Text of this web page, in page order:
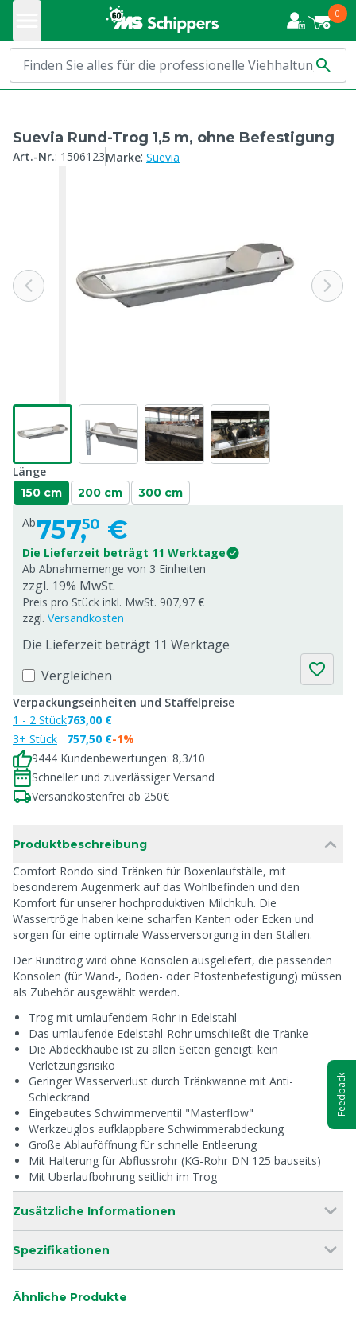
0
Suevia Rund-Trog 1,5 m, ohne Befestigung
Art.-Nr.: 1506123Marke: Suevia
Länge
150 cm 200 cm 300 cm
Ab757,50 €
Die Lieferzeit beträgt 11 Werktage
Ab Abnahmemenge von 3 Einheiten
zzgl. 19% MwSt.
Preis pro Stück inkl. MwSt. 907,97 €
zzgl. Versandkosten
Die Lieferzeit beträgt 11 Werktage
Vergleichen
Verpackungseinheiten und Staffelpreise
1 - 2 Stück
3+ Stück
763,00 €
757,50 €-1%
9444 Kundenbewertungen: 8,3/10
Schneller und zuverlässiger Versand
Versandkostenfrei ab 250€
Produktbeschreibung
Comfort Rondo sind Tränken für Boxenlaufställe, mit
besonderem Augenmerk auf das Wohlbefinden und den
Komfort für unserer hochproduktiven Milchkuh. Die
Wassertröge haben keine scharfen Kanten oder Ecken und
sorgen für eine optimale Wasserversorgung in den Ställen.
Der Rundtrog wird ohne Konsolen ausgeliefert, die passenden
Konsolen (für Wand-, Boden- oder Pfostenbefestigung) müssen
als Zubehör ausgewählt werden.
Trog mit umlaufendem Rohr in Edelstahl
Das umlaufende Edelstahl-Rohr umschließt die Tränke
Die Abdeckhaube ist zu allen Seiten geneigt: kein
Verletzungsrisiko
Geringer Wasserverlust durch Tränkwanne mit Anti-
Schleckrand
Eingebautes Schwimmerventil "Masterflow"
Werkzeuglos aufklappbare Schwimmerabdeckung
Große Ablauföffnung für schnelle Entleerung
Mit Halterung für Abflussrohr (KG-Rohr DN 125 bauseits)
Mit Überlaufbohrung seitlich im Trog
Zusätzliche Informationen
Spezifikationen
Ähnliche Produkte
Feedback